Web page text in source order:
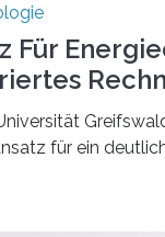
Für
für ein
vom